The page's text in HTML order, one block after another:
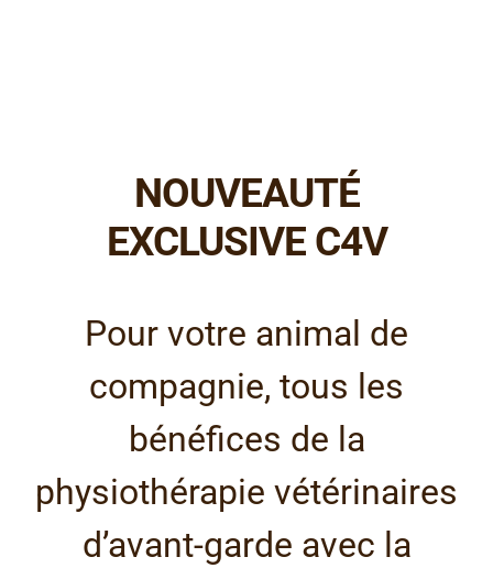
NOUVEAUTÉ
EXCLUSIVE C4V
Pour votre animal de
compagnie, tous les
bénéfices de la
physiothérapie vétérinaires
d’avant-garde avec la